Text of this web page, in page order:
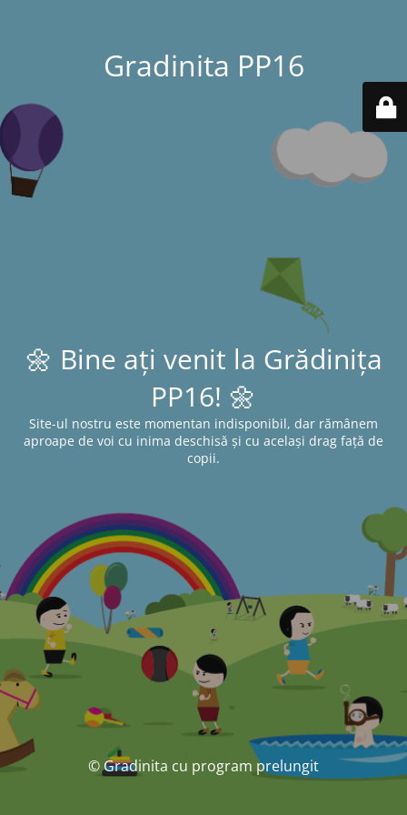
Gradinita PP16
🌼 Bine ați venit la Grădinița
PP16! 🌼
Site-ul nostru este momentan indisponibil, dar rămânem
aproape de voi cu inima deschisă și cu același drag față de
copii.
© Gradinita cu program prelungit